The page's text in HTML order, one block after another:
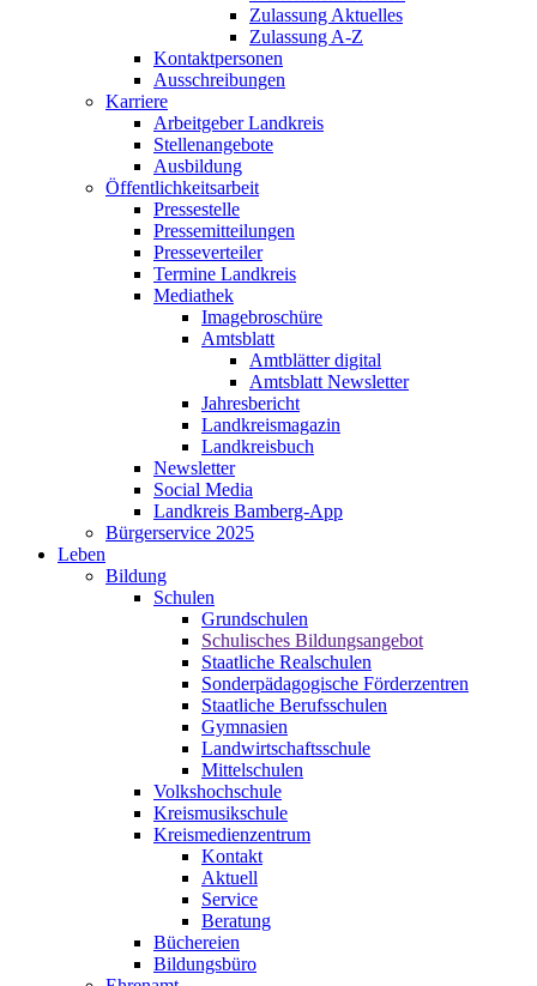
Zulassung Aktuelles
Zulassung A-Z
Kontaktpersonen
Ausschreibungen
Karriere
Arbeitgeber Landkreis
Stellenangebote
Ausbildung
Öffentlichkeitsarbeit
Pressestelle
Pressemitteilungen
Presseverteiler
Termine Landkreis
Mediathek
Imagebroschüre
Amtsblatt
Amtblätter digital
Amtsblatt Newsletter
Jahresbericht
Landkreismagazin
Landkreisbuch
Newsletter
Social Media
Landkreis Bamberg-App
Bürgerservice 2025
Leben
Bildung
Schulen
Grundschulen
Schulisches Bildungsangebot
Staatliche Realschulen
Sonderpädagogische Förderzentren
Staatliche Berufsschulen
Gymnasien
Landwirtschaftsschule
Mittelschulen
Volkshochschule
Kreismusikschule
Kreismedienzentrum
Kontakt
Aktuell
Service
Beratung
Büchereien
Bildungsbüro